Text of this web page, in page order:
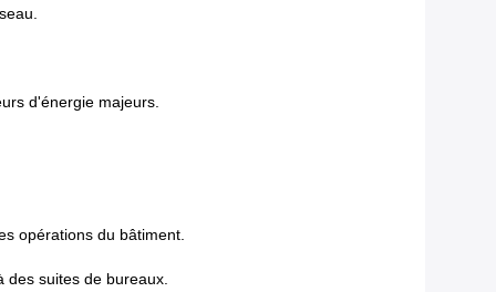
d'énergie majeurs.
opérations du bâtiment.
suites de bureaux.